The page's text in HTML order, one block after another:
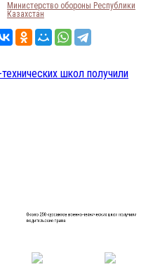
Министерство обороны Республики
Казахстан
Около 250 курсантов военно-технических школ получили
водительские права